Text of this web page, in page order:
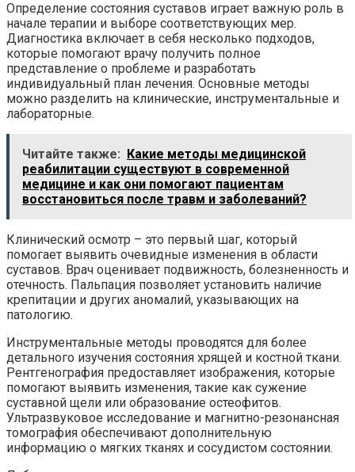
Определение состояния суставов играет важную роль в
начале терапии и выборе соответствующих мер.
Диагностика включает в себя несколько подходов,
которые помогают врачу получить полное
представление о проблеме и разработать
индивидуальный план лечения. Основные методы
можно разделить на клинические, инструментальные и
лабораторные.
Читайте также: Какие методы медицинской
реабилитации существуют в современной
медицине и как они помогают пациентам
восстановиться после травм и заболеваний?
Клинический осмотр – это первый шаг, который
помогает выявить очевидные изменения в области
суставов. Врач оценивает подвижность, болезненность и
отечность. Пальпация позволяет установить наличие
крепитации и других аномалий, указывающих на
патологию.
Инструментальные методы проводятся для более
детального изучения состояния хрящей и костной ткани.
Рентгенография предоставляет изображения, которые
помогают выявить изменения, такие как сужение
суставной щели или образование остеофитов.
Ультразвуковое исследование и магнитно-резонансная
томография обеспечивают дополнительную
информацию о мягких тканях и сосудистом состоянии.